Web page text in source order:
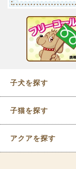
子犬を探す
子猫を探す
アクアを探す